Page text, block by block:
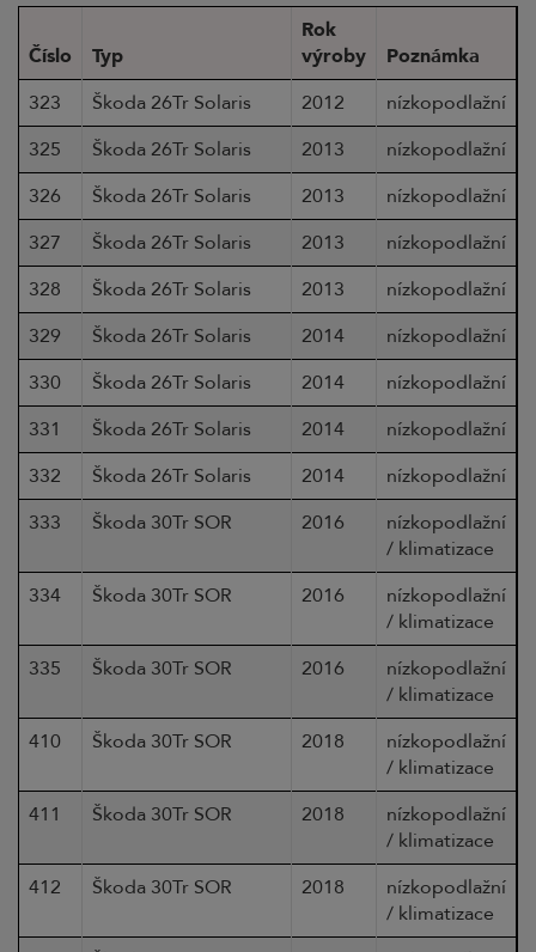
Číslo Typ
Rok
výroby
Poznámka
323
Škoda 26Tr Solaris 2012
nízkopodlažní
325
Škoda 26Tr Solaris 2013
nízkopodlažní
326
Škoda 26Tr Solaris 2013
nízkopodlažní
327
Škoda 26Tr Solaris 2013
nízkopodlažní
328
Škoda 26Tr Solaris 2013
nízkopodlažní
329
Škoda 26Tr Solaris 2014
nízkopodlažní
330
Škoda 26Tr Solaris 2014
nízkopodlažní
331
Škoda 26Tr Solaris 2014
nízkopodlažní
332
Škoda 26Tr Solaris 2014
nízkopodlažní
333
Škoda 30Tr SOR 2016
nízkopodlažní
/ klimatizace
334
Škoda 30Tr SOR 2016
nízkopodlažní
/ klimatizace
335
Škoda 30Tr SOR 2016
nízkopodlažní
/ klimatizace
410
Škoda 30Tr SOR 2018
nízkopodlažní
/ klimatizace
411
Škoda 30Tr SOR 2018
nízkopodlažní
/ klimatizace
412
Škoda 30Tr SOR 2018
nízkopodlažní
/ klimatizace